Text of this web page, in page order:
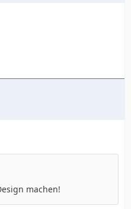
machen!